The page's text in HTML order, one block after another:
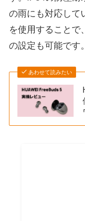
の雨にも対応して
を使用することで
の設定も可能です。
あわせて読みたい